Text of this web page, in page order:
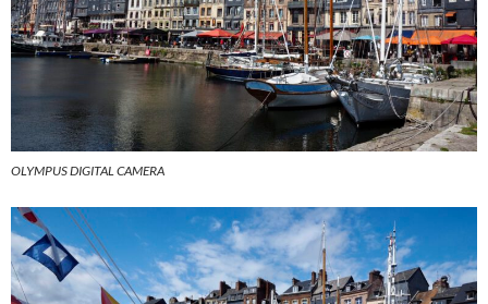
OLYMPUS DIGITAL CAMERA